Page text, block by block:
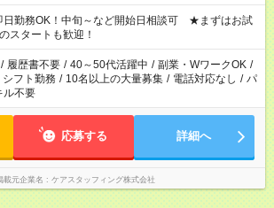
日勤務OK！中旬～など開始日相談可 ★まずはお試
スタートも歓迎！
/ 履歴書不要 / 40～50代活躍中 / 副業・WワークOK /
シフト勤務 / 10名以上の大量募集 / 電話対応なし / パ
ル不要
応募する 詳細へ
載元企業名 ケアスタッフィング株式会社